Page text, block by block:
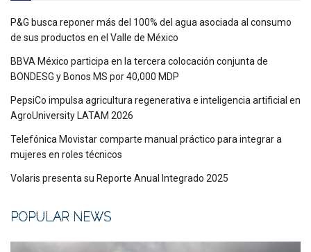
P&G busca reponer más del 100% del agua asociada al consumo
de sus productos en el Valle de México
BBVA México participa en la tercera colocación conjunta de
BONDESG y Bonos MS por 40,000 MDP
PepsiCo impulsa agricultura regenerativa e inteligencia artificial en
AgroUniversity LATAM 2026
Telefónica Movistar comparte manual práctico para integrar a
mujeres en roles técnicos
Volaris presenta su Reporte Anual Integrado 2025
POPULAR NEWS